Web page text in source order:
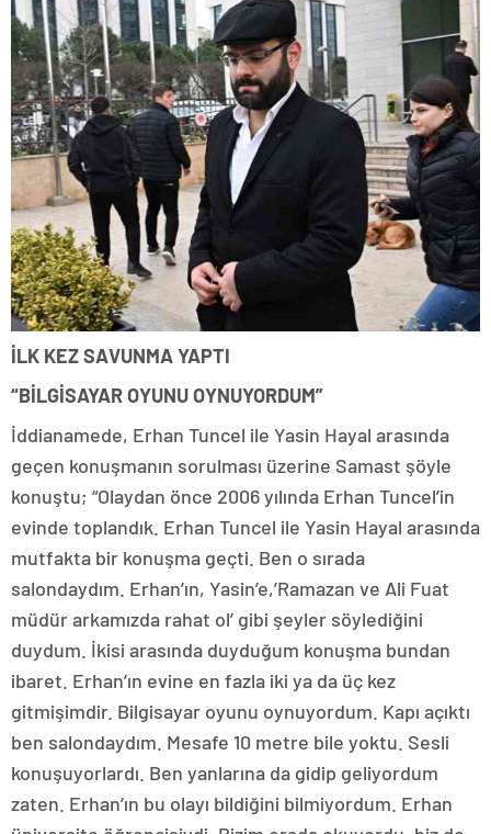
İLK KEZ SAVUNMA YAPTI
“BİLGİSAYAR OYUNU OYNUYORDUM”
İddianamede, Erhan Tuncel ile Yasin Hayal arasında
geçen konuşmanın sorulması üzerine Samast şöyle
konuştu; “Olaydan önce 2006 yılında Erhan Tuncel’in
evinde toplandık. Erhan Tuncel ile Yasin Hayal arasında
mutfakta bir konuşma geçti. Ben o sırada
salondaydım. Erhan’ın, Yasin’e,’Ramazan ve Ali Fuat
müdür arkamızda rahat ol’ gibi şeyler söylediğini
duydum. İkisi arasında duyduğum konuşma bundan
ibaret. Erhan’ın evine en fazla iki ya da üç kez
gitmişimdir. Bilgisayar oyunu oynuyordum. Kapı açıktı
ben salondaydım. Mesafe 10 metre bile yoktu. Sesli
konuşuyorlardı. Ben yanlarına da gidip geliyordum
zaten. Erhan’ın bu olayı bildiğini bilmiyordum. Erhan